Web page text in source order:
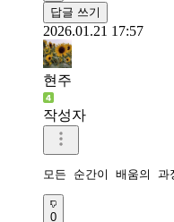
답글 쓰기
2026.01.21 17:57
현주
작성자
0